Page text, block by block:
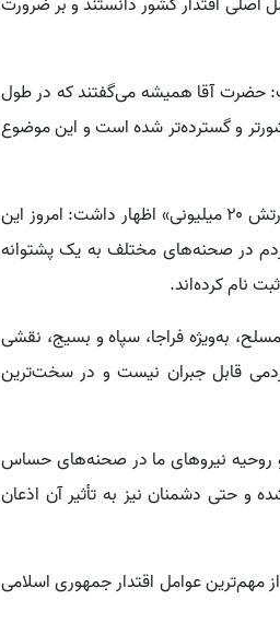
اقتدار کشور دانستند و بر ضرورت
حضرت آقا همیشه می‌گفتند که در طول
مردم در مناسبت‌هایی همچون ۲۲ بهمن پرشورتر و گسترده‌تر شده است و این موضوع
وی در ادامه با اشاره به تحقق فرمان امام خمینی (ره) مبنی بر تشکیل «ارتش ۲۰ میلیونی» اظهار داشت: امروز این
در صحنه‌های مختلف به یک پشتوانه
به‌ویژه فراجا، سپاه و بسیج، نقشی
قابل جبران نیست و در سخت‌ترین
روحیه نیروهای ما در صحنه‌های حساس
و حتی دشمنان نیز به تأثیر آن اذعان
مهم‌ترین عوامل اقتدار جمهوری اسلامی